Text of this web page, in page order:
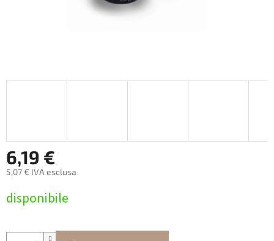
6,19 €
5,07 € IVA esclusa
della
disponibile